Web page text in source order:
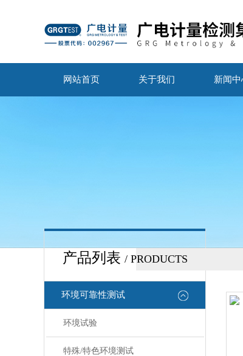
网站首页 关于我们 新闻中
产品列表 / PRODUCTS
环境可靠性测试
环境试验
特殊/特色环境测试